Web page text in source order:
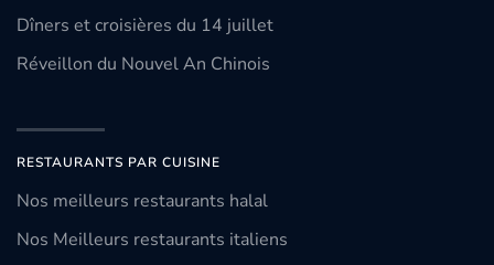
Dîners et croisières du 14 juillet
Réveillon du Nouvel An Chinois
RESTAURANTS PAR CUISINE
Nos meilleurs restaurants halal
Nos Meilleurs restaurants italiens